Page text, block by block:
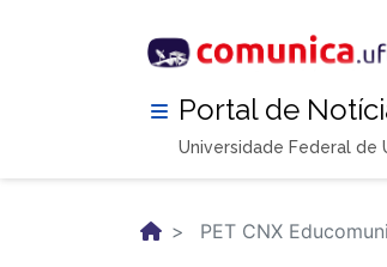
Portal de
Universidade Federal de
PET CNX